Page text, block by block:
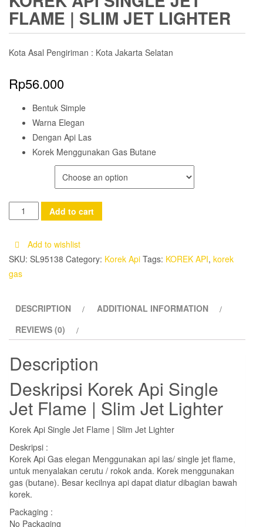
FLAME | SLIM JET LIGHTER
Kota Asal Pengiriman : Kota Jakarta Selatan
Rp56.000
Bentuk Simple
Warna Elegan
Dengan Api Las
Korek Menggunakan Gas Butane
Korek
Api
|
Jet
Lighter
quantity
Add to cart
Add to wishlist
SKU: SL95138 Category: Korek Api Tags: KOREK API, korek
gas
DESCRIPTION
ADDITIONAL INFORMATION
REVIEWS (0)
Description
Deskripsi Korek Api Single
Jet Flame | Slim Jet Lighter
Korek Api Single Jet Flame | Slim Jet Lighter
Deskripsi :
Korek Api Gas elegan Menggunakan api las/ single jet flame,
untuk menyalakan cerutu / rokok anda. Korek menggunakan
gas (butane). Besar kecilnya api dapat diatur dibagian bawah
korek.
Packaging :
No Packaging